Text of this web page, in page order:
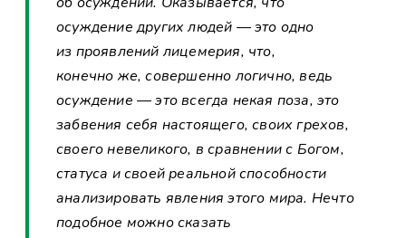
осуждение других людей — это одно
из проявлений лицемерия, что,
конечно же, совершенно логично, ведь
осуждение — это всегда некая поза, это
забвения себя настоящего, своих грехов,
своего невеликого, в сравнении с Богом,
статуса и своей реальной способности
анализировать явления этого мира. Нечто
подобное можно сказать